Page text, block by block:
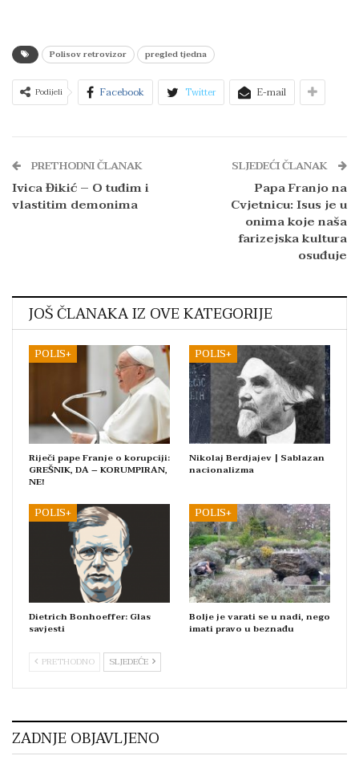
Polisov retrovizor pregled tjedna
Podijeli Facebook Twitter E-mail
PRETHODNI ČLANAK
Ivica Đikić – O tuđim i
vlastitim demonima
SLJEDEĆI ČLANAK
Papa Franjo na
Cvjetnicu: Isus je u
onima koje naša
farizejska kultura
osuđuje
JOŠ ČLANAKA IZ OVE KATEGORIJE
POLIS+
Riječi pape Franje o korupciji:
GREŠNIK, DA – KORUMPIRAN,
NE!
POLIS+
Nikolaj Berdjajev | Sablazan
nacionalizma
POLIS+
Dietrich Bonhoeffer: Glas
savjesti
POLIS+
Bolje je varati se u nadi, nego
imati pravo u beznađu
PRETHODNO SLJEDEĆE
ZADNJE OBJAVLJENO